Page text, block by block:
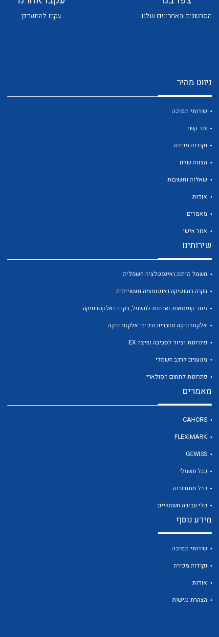
לכל מוצרי היצרן
לכל מוצרי היצרן לכל מוצרי היצרן
הסרטונים האחרונים שלנו עקבו להתעדכן
ניווט מהיר
שירותי תמיכה
צור קשר
נקודות מכירה
הצוות שלנו
שאלות ותשובות
אודות
מאמרים
אזור אישי
שירותינו
חשמל מיתוג ואינסטלציה חשמלית
בקרה רובוטיקה ואוטומציה תעשייתית
זיווד קופסאות וארונות לחשמל, בקרה ואלקטרוניקה
אלקטרוניקה מחברים ורכיבי אלקטרוניקה
פתרונות וציוד לסביבה נפיצה EX
מטענים לרכב חשמלי
פתרונות לתחום הסולארי
מאמרים
CAHORS
FLEXIMARK
GEWISS
כבל חשמלי
כבל מתח גבוה
כלי עבודה חשמליים
מידע נוסף
שירותי תמיכה
נקודות מכירה
אודות
הצהרת נגישות